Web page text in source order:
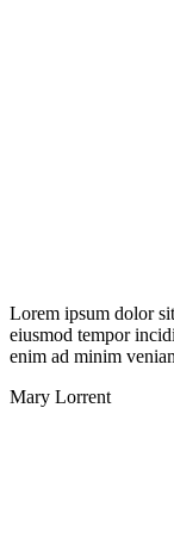
Lorem ipsum dolor
eiusmod tempor
enim ad minim
Mary Lorrent